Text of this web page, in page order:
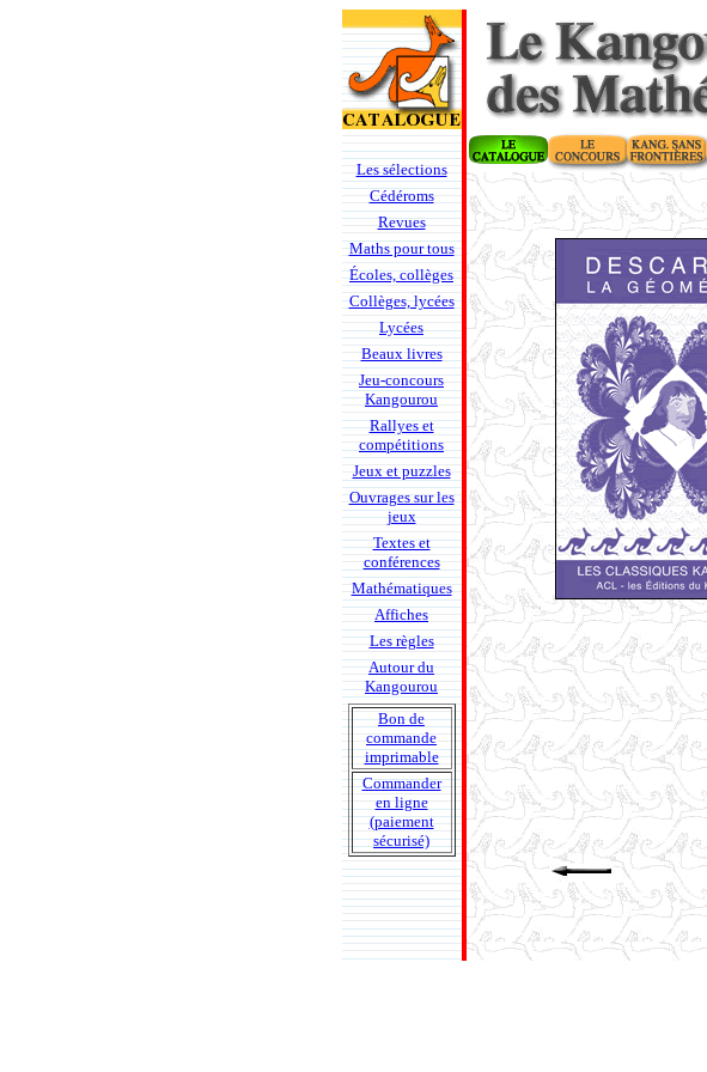
Les sélections
Cédéroms
Revues
Maths pour tous
Écoles, collèges
Collèges, lycées
Lycées
Beaux livres
Jeu-concours
Kangourou
Rallyes et
compétitions
Jeux et puzzles
Ouvrages sur les
jeux
Textes et
conférences
Mathématiques
Affiches
Les règles
Autour du
Kangourou
Bon de
commande
imprimable
Commander
en ligne
(paiement
sécurisé)